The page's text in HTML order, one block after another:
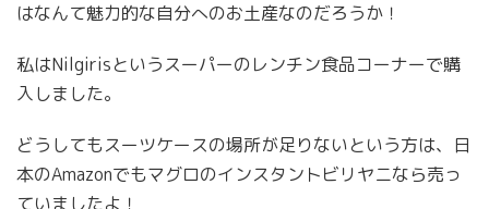
はなんて魅力的な自分へのお土産なのだろうか！
私はNilgirisというスーパーのレンチン食品コーナーで購
入しました。
どうしてもスーツケースの場所が足りないという方は、日
本のAmazonでもマグロのインスタントビリヤニなら売っ
ていましたよ！